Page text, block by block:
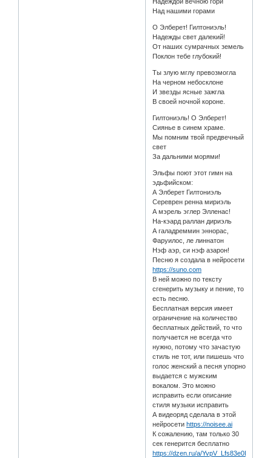
Над нашими горами
О Элберет! Гилтониэль!
Надежды свет далекий!
От наших сумрачных земель
Поклон тебе глубокий!
Ты злую мглу превозмогла
На черном небосклоне
И звезды ясные зажгла
В своей ночной короне.
Гилтониэль! О Элберет!
Сиянье в синем храме.
Мы помним твой предвечный
свет
За дальними морями!
Эльфы поют этот гимн на
эдьфийском:
А Элберет Гилтониэль
Сереврен ренна мириэль
А мэрель эглер Элленас!
На-кэард раллан дириэль
А галадреммин эннорас,
Фаруилос, ле линнатон
Нэф аэр, си нэф азарон!
Песню я создала в нейросети
https://suno.com
В ней можно по тексту
сгенерить музыку и пение, то
есть песню.
Бесплатная версия имеет
ограничение на количество
бесплатных действий, то что
получается не всегда что
нужно, потому что зачастую
стиль не тот, или пишешь что
голос женский а песня упорно
выдается с мужским
вокалом. Это можно
исправить если описание
стиля музыки исправить
А видеоряд сделала в этой
нейросетиhttps://noisee.ai
К сожалению, там только 30
сек генерится бесплатно
https://dzen.ru/a/YvpV_Lfs83e0Izqj